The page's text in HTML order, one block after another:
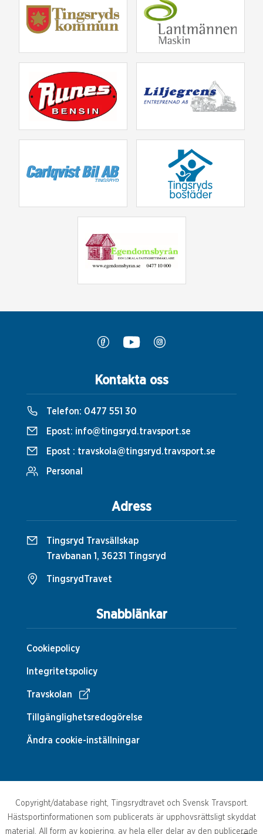
Snabblänkar
Cookiepolicy
Integritetspolicy
Travskolan
Tillgänglighetsredogörelse
Ändra cookie-inställningar
Kontakta oss
Telefon: 0477 551 30
Epost: info@tingsryd.travsport.se
Epost : travskola@tingsryd.travsport.se
Personal
Adress
Tingsryd Travsällskap
Travbanan 1, 36231 Tingsryd
TingsrydTravet
Copyright/database right, Tingsrydtravet och Svensk Travsport.
Hästsportinformationen som publicerats är upphovsrättsligt skyddat
material. All form av kopiering, av hela eller delar av den publicerade